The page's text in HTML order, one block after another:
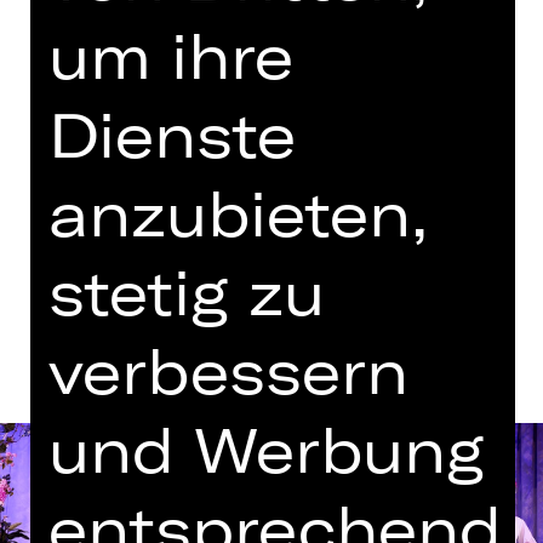
Dienstag, 16.04.2024
mit einer Pause
Termine und Besetzung
um ihre
Dienste
anzubieten,
stetig zu
verbessern
und Werbung
entsprechend